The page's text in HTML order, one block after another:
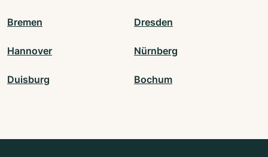
Bremen Dresden
Hannover Nürnberg
Duisburg Bochum